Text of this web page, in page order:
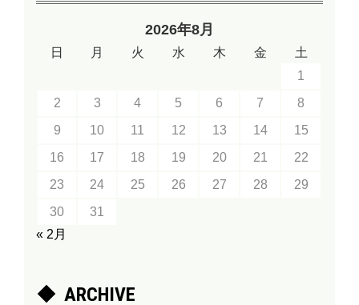
2026年8月
日 月 火 水 木 金
土
1
2
3 4 5 6 7
8
9
10 11 12 13 14
15
16
17 18 19 20 21
22
23
24 25 26 27 28
29
30
31
« 2月
ARCHIVE